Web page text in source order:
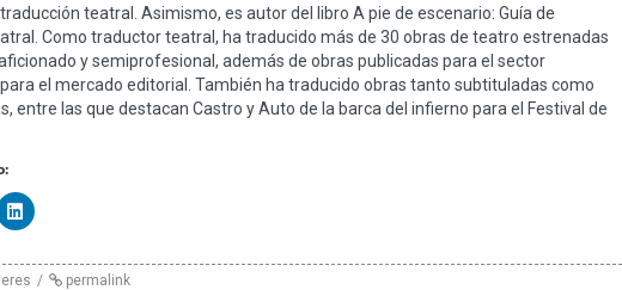
teatral. Asimismo, es autor del libro A pie de escenario: Guía de
Como traductor teatral, ha traducido más de 30 obras de teatro estrenadas
y semiprofesional, además de obras publicadas para el sector
el mercado editorial. También ha traducido obras tanto subtituladas como
entre las que destacan Castro y Auto de la barca del infierno para el Festival de
permalink